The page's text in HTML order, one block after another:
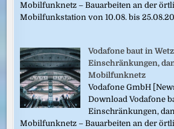
Mobilfunknetz – Bauarbeiten an der
Mobilfunkstation von 10.08. bis
Vodafone baut in
Einschränkungen,
Mobilfunknetz
Vodafone GmbH
Download Vodafone
Einschränkungen,
Mobilfunknetz – Bauarbeiten an der